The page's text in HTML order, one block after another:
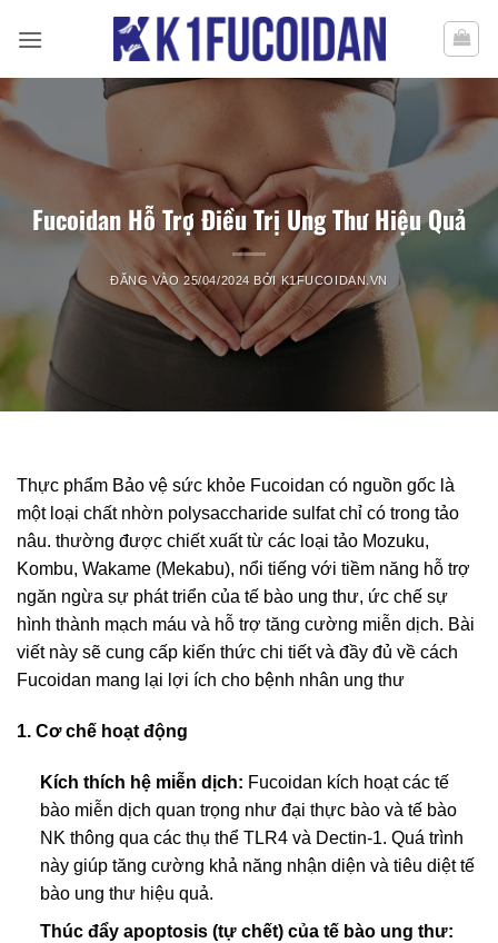
qua
dung
Fucoidan Hỗ Trợ Điều Trị Ung Thư Hiệu Quả
ĐĂNG VÀO25/04/2024 BỞI K1FUCOIDAN.VN
Thực phẩm Bảo vệ sức khỏe Fucoidan có nguồn gốc là
một loại chất nhờn polysaccharide sulfat chỉ có trong tảo
nâu. thường được chiết xuất từ các loại tảo Mozuku,
Kombu, Wakame (Mekabu), nổi tiếng với tiềm năng hỗ trợ
ngăn ngừa sự phát triển của tế bào ung thư, ức chế sự
hình thành mạch máu và hỗ trợ tăng cường miễn dịch. Bài
viết này sẽ cung cấp kiến thức chi tiết và đầy đủ về cách
Fucoidan mang lại lợi ích cho bệnh nhân ung thư
1. Cơ chế hoạt động
Kích thích hệ miễn dịch: Fucoidan kích hoạt các tế
bào miễn dịch quan trọng như đại thực bào và tế bào
NK thông qua các thụ thể TLR4 và Dectin-1. Quá trình
này giúp tăng cường khả năng nhận diện và tiêu diệt tế
bào ung thư hiệu quả.
Thúc đẩy apoptosis (tự chết) của tế bào ung thư: